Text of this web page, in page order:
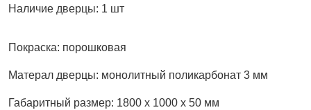
Наличие дверцы: 1 шт
Покраска: порошковая
Матерал дверцы: монолитный поликарбонат 3 мм
Габаритный размер: 1800 х 1000 х 50 мм